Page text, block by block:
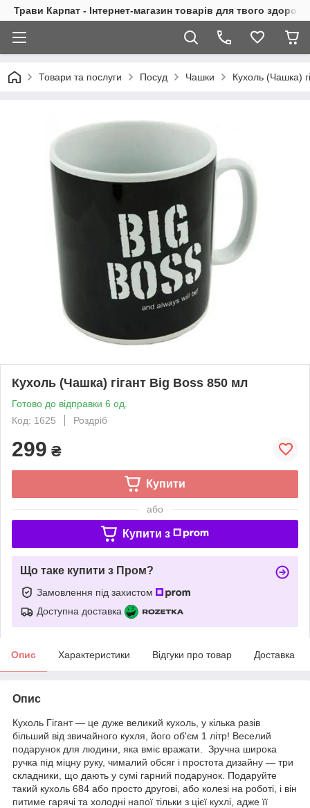
Трави Карпат - Інтернет-магазин товарів для твого
Товари та послуги Посуд Чашки Кухоль (Чашка)
Кухоль (Чашка) гігант Big Boss 850 мл
Готово до відправки 6 од.
Код: 1625
Роздріб
299 ₴
Купити
або
Купити з
Що таке купити з Пром?
Замовлення під захистом
Доступна доставка
Опис Характеристики Відгуки про товар Доставка
Опис
Кухоль Гігант — це дуже великий кухоль, у кілька разів
більший від звичайного кухля, його об'єм 1 літр! Веселий
подарунок для людини, яка вміє вражати. Зручна широка
ручка під міцну руку, чималий обсяг і простота дизайну — три
складники, що дають у сумі гарний подарунок. Подаруйте
такий кухоль 684 або просто другові, або колезі на роботі, і він
питиме гарячі та холодні напої тільки з цієї кухлі, адже її